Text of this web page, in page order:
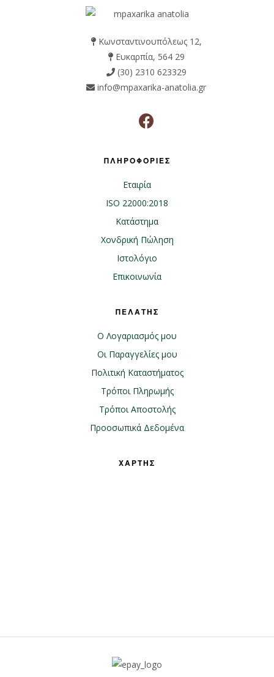
Κωνσταντινουπόλεως 12,
Ευκαρπία, 564 29
(30) 2310 623329
info@mpaxarika-anatolia.gr
ΠΛΗΡΟΦΟΡΙΕΣ
Εταιρία
ISO 22000:2018
Κατάστημα
Χονδρική Πώληση
Ιστολόγιο
Επικοινωνία
ΠΕΛΑΤΗΣ
Ο Λογαριασμός μου
Οι Παραγγελίες μου
Πολιτική Καταστήματος
Τρόποι Πληρωμής
Τρόποι Αποστολής
Προοσωπικά Δεδομένα
ΧΑΡΤΗΣ